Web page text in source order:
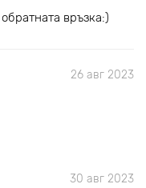
връзка:)
26 авг 2023
30 авг 2023